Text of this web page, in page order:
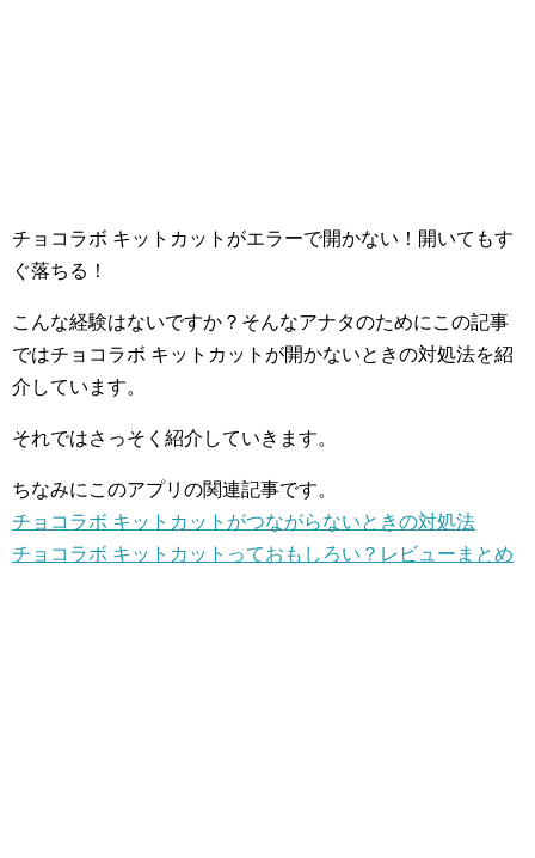
チョコラボ キットカットがエラーで開かない！開いてもす
ぐ落ちる！
こんな経験はないですか？そんなアナタのためにこの記事
ではチョコラボ キットカットが開かないときの対処法を紹
介しています。
それではさっそく紹介していきます。
ちなみにこのアプリの関連記事です。
チョコラボ キットカットがつながらないときの対処法
チョコラボ キットカットっておもしろい？レビューまとめ